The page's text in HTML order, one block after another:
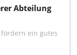
Abteilung
ein gutes